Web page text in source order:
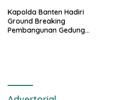
Kapolda Banten Hadiri
Ground Breaking
Pembangunan Gedung